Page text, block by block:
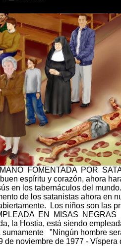
FOMENTADA POR
espíritu y corazón, ahora
en los tabernáculos del
de los satanistas ahora en
Los niños son las
EN MISAS NEGRAS
Hostia, está siendo empleada
sumamente "Ningún hombre
de noviembre de 1977 -